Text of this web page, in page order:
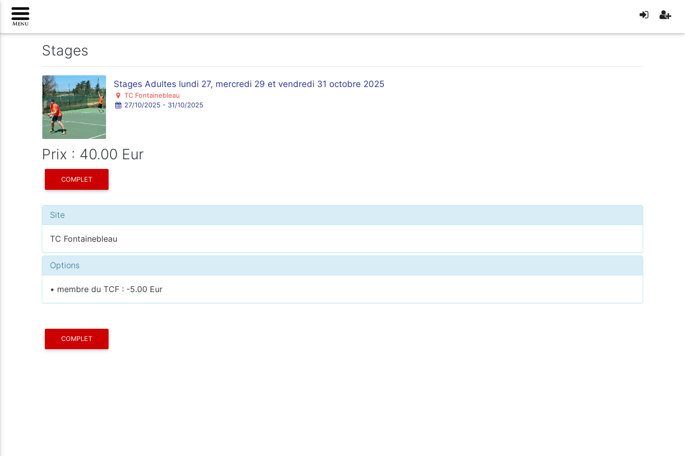
Stages
Stages Adultes lundi 27, mercredi 29 et vendredi 31 octobre 2025
TC Fontainebleau
27/10/2025 - 31/10/2025
Prix : 40.00 Eur
COMPLET
Site
TC Fontainebleau
Options
• membre du TCF : -5.00 Eur
COMPLET